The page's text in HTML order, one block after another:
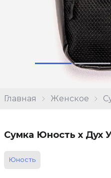
Главная Женское
Сумка Юность х Дух
Юность